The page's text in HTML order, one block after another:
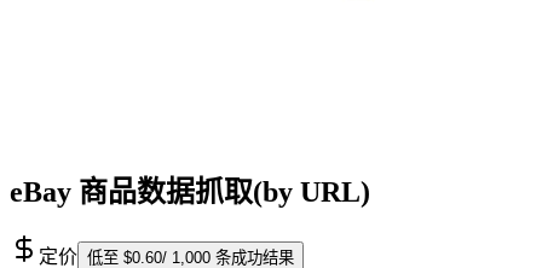
eBay 商品数据抓取(by URL)
定价 低至 $0.60/ 1,000 条成功结果